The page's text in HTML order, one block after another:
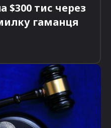
$300 тис через
гаманця